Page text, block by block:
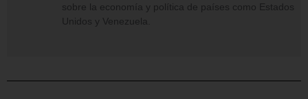
sobre la economía y política de países como Estados
Unidos y Venezuela.